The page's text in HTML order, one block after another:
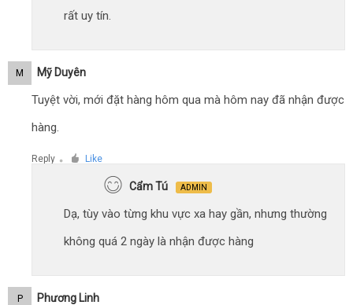
rất uy tín.
M Mỹ Duyên
Tuyệt vời, mới đặt hàng hôm qua mà hôm nay đã nhận được
hàng.
Reply ● Like
Cẩm Tú ADMIN
Dạ, tùy vào từng khu vực xa hay gần, nhưng thường
không quá 2 ngày là nhận được hàng
P Phương Linh